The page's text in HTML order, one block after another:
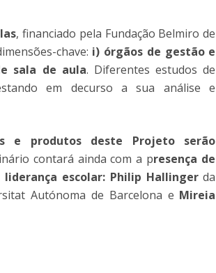
, financiado pela Fundação Belmiro de
chave: i) órgãos de gestão e
sala de aula. Diferentes estudos de
em decurso a sua análise e
e produtos deste Projeto serão
contará ainda com a presença de
escolar: Philip Hallingerda
Autónoma de Barcelona e Mireia